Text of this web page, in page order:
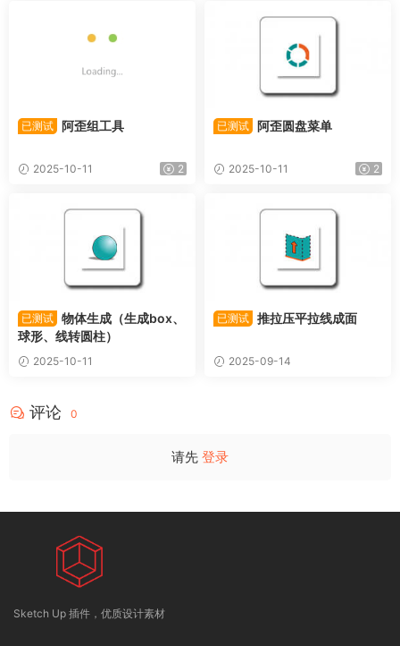
已测试 阿歪组工具
2025-10-11 2
已测试 阿歪圆盘菜单
2025-10-11 2
已测试 物体生成（生成box、
球形、线转圆柱）
2025-10-11
已测试 推拉压平拉线成面
2025-09-14
评论 0
请先 登录
Sketch Up 插件，优质设计素材